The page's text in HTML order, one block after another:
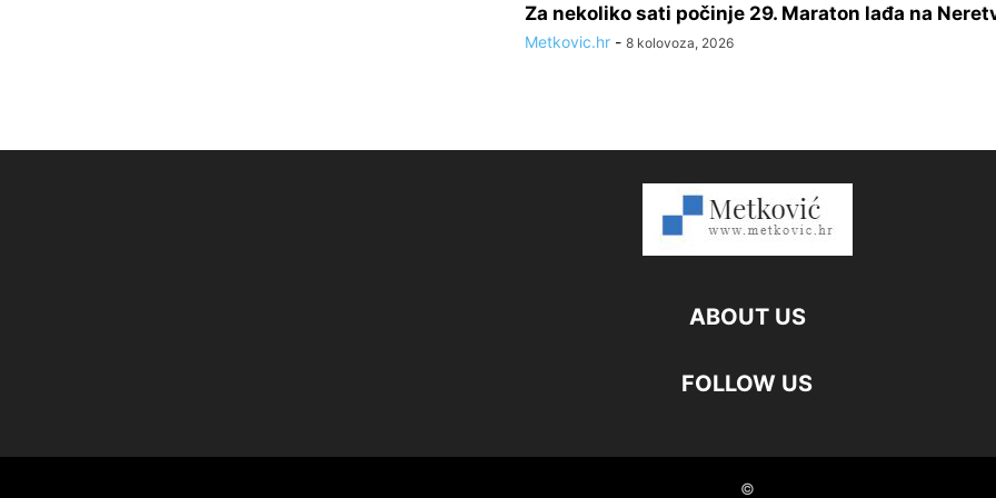
Za nekoliko sati počinje 29. Maraton lađa na
Metkovic.hr - 8 kolovoza, 2026
ABOUT US
FOLLOW US
©